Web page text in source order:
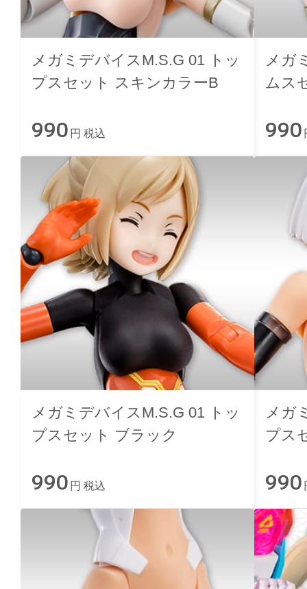
メガミデバイスM.S.G 01 トッ
プスセット スキンカラーB
990 円 税込
メガ
ムス
990
メガミデバイスM.S.G 01 トッ
プスセット ブラック
990 円 税込
メガ
プス
990